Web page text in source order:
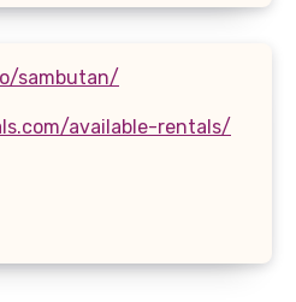
sambutan/
available-rentals/